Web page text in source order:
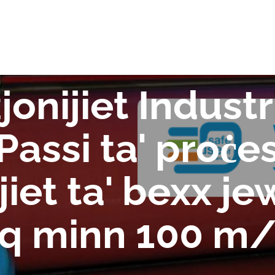
ta'
ta' bexx
minn 100